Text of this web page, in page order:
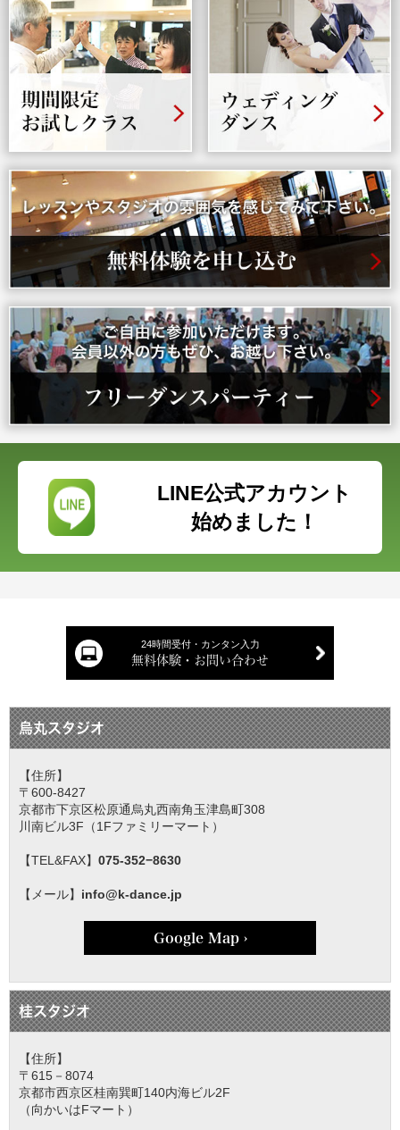
LINE公式アカウント
始めました！
24時間受付・カンタン入力
無料体験・お問い合わせ
烏丸スタジオ
【住所】
〒600-8427
京都市下京区松原通烏丸西南角玉津島町308
川南ビル3F（1Fファミリーマート）
【TEL&FAX】 075-352−8630
【メール】 info@k-dance.jp
Google Map ›
桂スタジオ
【住所】
〒615－8074
京都市西京区桂南巽町140内海ビル2F
（向かいはFマート）